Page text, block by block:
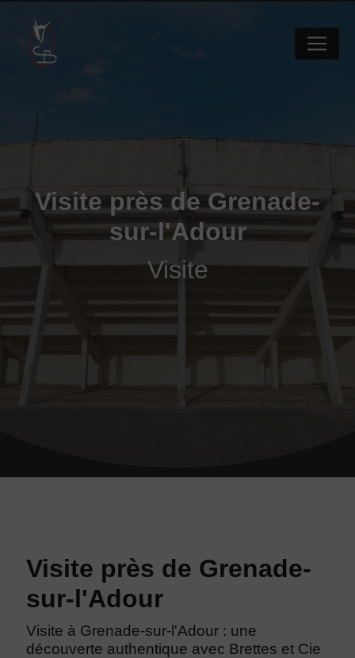
Visite près de Grenade-
sur-l'Adour
Visite
Visite près de Grenade-
sur-l'Adour
Visite à Grenade-sur-l'Adour : une
découverte authentique avec Brettes et Cie